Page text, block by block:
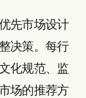
先市场设计
决策。每行
化规范、监
场的推荐方